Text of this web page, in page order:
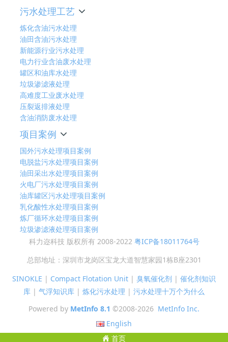
污水处理工艺
炼化含油污水处理
油田含油污水处理
新能源行业污水处理
电力行业含油废水处理
罐区和油库水处理
垃圾渗滤液处理
高难度工业废水处理
压裂返排液处理
含油消防废水处理
项目案例
国外污水处理项目案例
电脱盐污水处理项目案例
油田采出水处理项目案例
火电厂污水处理项目案例
油库罐区污水处理项目案例
乳化酸性水处理项目案例
炼厂循环水处理项目案例
垃圾渗滤液处理项目案例
科力迩科技 版权所有 2008-2022 粤ICP备18011764号
总部地址：深圳市龙岗区宝龙大道智慧家园1栋B座2301
SINOKLE | Compact Flotation Unit | 臭氧催化剂 | 催化剂知识
库 | 气浮知识库 | 炼化污水处理 | 污水处理十万个为什么
Powered by MetInfo 8.1 ©2008-2026 MetInfo Inc.
English
首页